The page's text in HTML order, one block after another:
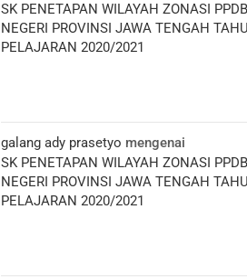
SK PENETAPAN WILAYAH ZONASI
NEGERI PROVINSI JAWA TENGAH
PELAJARAN 2020/2021
galang ady prasetyo mengenai
SK PENETAPAN WILAYAH ZONASI
NEGERI PROVINSI JAWA TENGAH
PELAJARAN 2020/2021